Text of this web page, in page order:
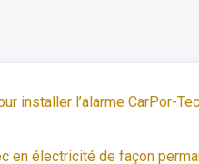
installer l’alarme CarPor-
en électricité de façon